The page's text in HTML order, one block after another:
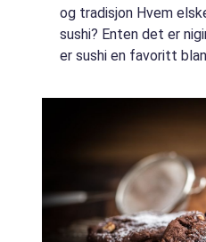
og tradisjon Hvem
sushi? Enten det er
er sushi en favoritt
hjemmelaget sushi? I